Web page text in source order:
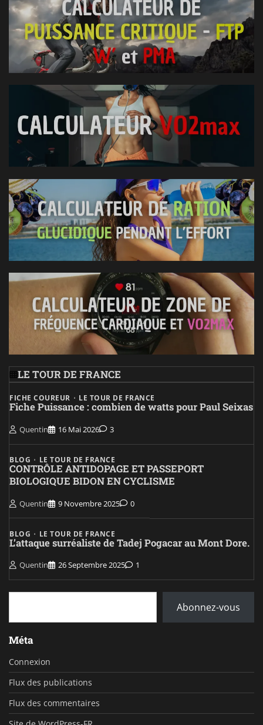
LE TOUR DE FRANCE
FICHE COUREUR LE TOUR DE FRANCE
Fiche Puissance : combien de watts pour Paul Seixas
Quentin 16 Mai 2026 3
BLOG LE TOUR DE FRANCE
CONTRÔLE ANTIDOPAGE ET PASSEPORT
BIOLOGIQUE BIDON EN CYCLISME
Quentin 9 Novembre 2025 0
BLOG LE TOUR DE FRANCE
L’attaque surréaliste de Tadej Pogacar au Mont Dore.
Quentin 26 Septembre 2025 1
Saisissez votre adresse e-mail…
Abonnez-vous
Méta
Connexion
Flux des publications
Flux des commentaires